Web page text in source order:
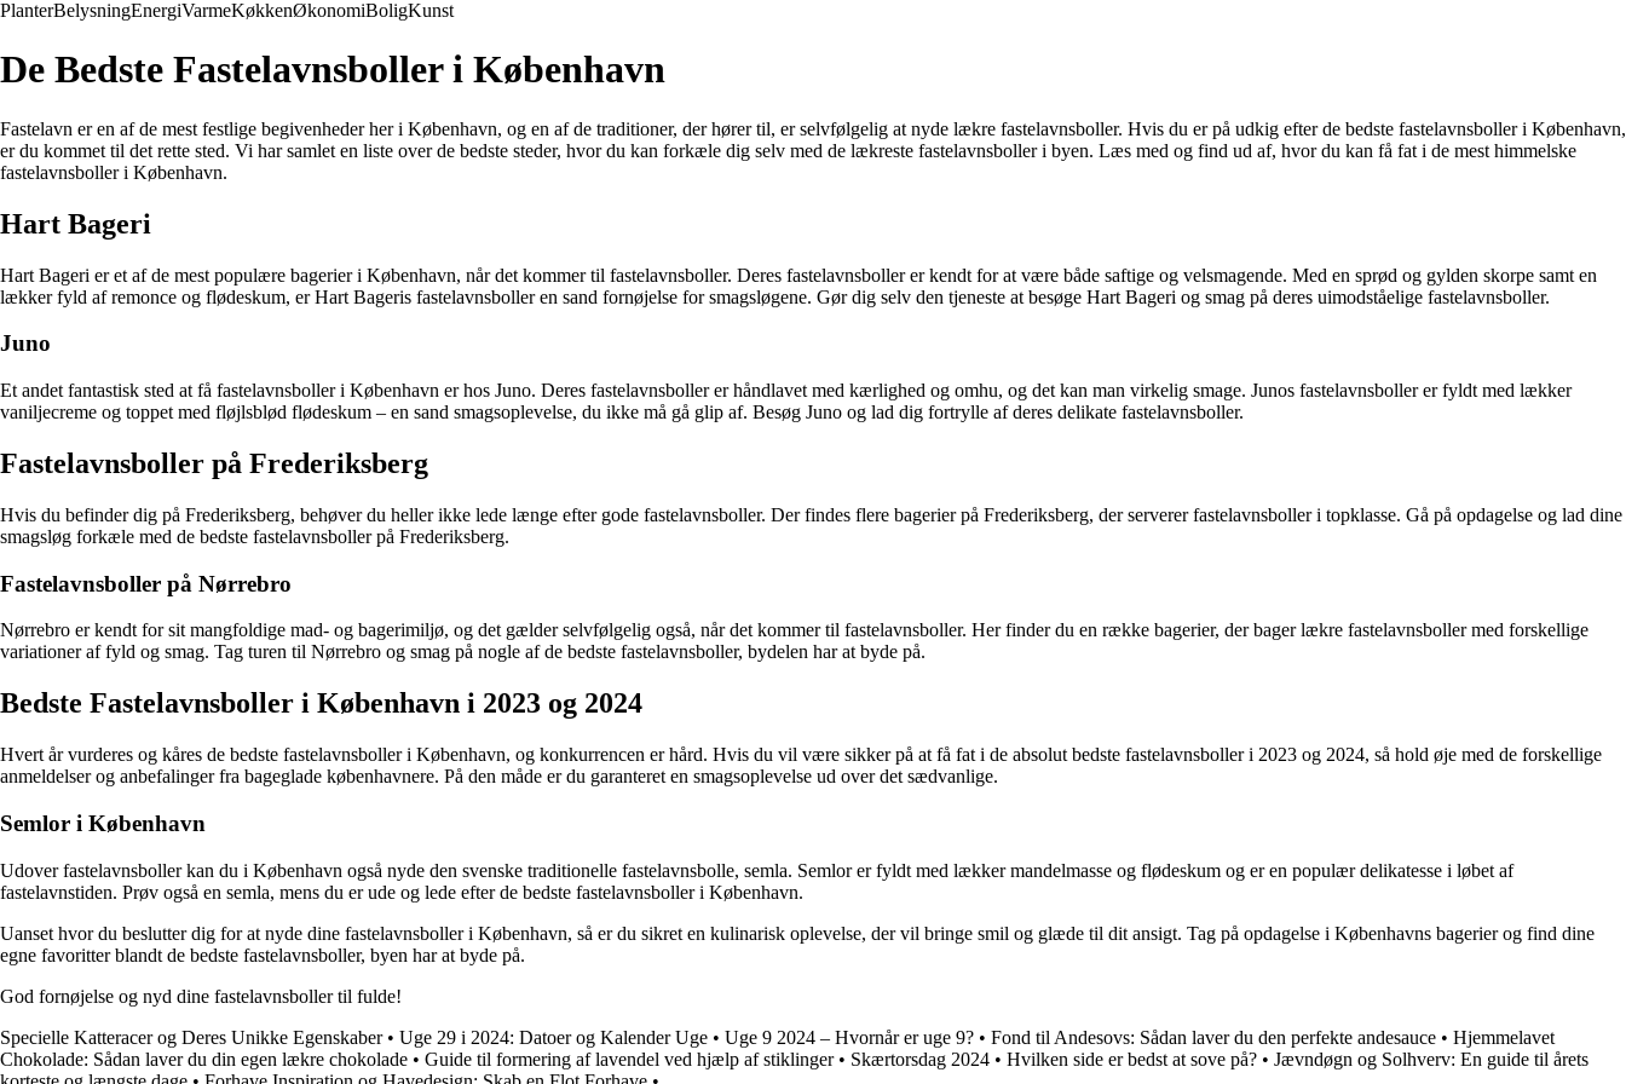
PlanterBelysningEnergiVarmeKøkkenØkonomiBoligKunst
De Bedste Fastelavnsboller i København
Fastelavn er en af de mest festlige begivenheder her i København, og en af de traditioner, der hører til, er selvfølgelig at nyde lækre fastelavnsboller. Hvis du er på udkig efter de bedste fastelavnsboller i København,
er du kommet til det rette sted. Vi har samlet en liste over de bedste steder, hvor du kan forkæle dig selv med de lækreste fastelavnsboller i byen. Læs med og find ud af, hvor du kan få fat i de mest himmelske
fastelavnsboller i København.
Hart Bageri
Hart Bageri er et af de mest populære bagerier i København, når det kommer til fastelavnsboller. Deres fastelavnsboller er kendt for at være både saftige og velsmagende. Med en sprød og gylden skorpe samt en
lækker fyld af remonce og flødeskum, er Hart Bageris fastelavnsboller en sand fornøjelse for smagsløgene. Gør dig selv den tjeneste at besøge Hart Bageri og smag på deres uimodståelige fastelavnsboller.
Juno
Et andet fantastisk sted at få fastelavnsboller i København er hos Juno. Deres fastelavnsboller er håndlavet med kærlighed og omhu, og det kan man virkelig smage. Junos fastelavnsboller er fyldt med lækker
vaniljecreme og toppet med fløjlsblød flødeskum – en sand smagsoplevelse, du ikke må gå glip af. Besøg Juno og lad dig fortrylle af deres delikate fastelavnsboller.
Fastelavnsboller på Frederiksberg
Hvis du befinder dig på Frederiksberg, behøver du heller ikke lede længe efter gode fastelavnsboller. Der findes flere bagerier på Frederiksberg, der serverer fastelavnsboller i topklasse. Gå på opdagelse og lad dine
smagsløg forkæle med de bedste fastelavnsboller på Frederiksberg.
Fastelavnsboller på Nørrebro
Nørrebro er kendt for sit mangfoldige mad- og bagerimiljø, og det gælder selvfølgelig også, når det kommer til fastelavnsboller. Her finder du en række bagerier, der bager lækre fastelavnsboller med forskellige
variationer af fyld og smag. Tag turen til Nørrebro og smag på nogle af de bedste fastelavnsboller, bydelen har at byde på.
Bedste Fastelavnsboller i København i 2023 og 2024
Hvert år vurderes og kåres de bedste fastelavnsboller i København, og konkurrencen er hård. Hvis du vil være sikker på at få fat i de absolut bedste fastelavnsboller i 2023 og 2024, så hold øje med de forskellige
anmeldelser og anbefalinger fra bageglade københavnere. På den måde er du garanteret en smagsoplevelse ud over det sædvanlige.
Semlor i København
Udover fastelavnsboller kan du i København også nyde den svenske traditionelle fastelavnsbolle, semla. Semlor er fyldt med lækker mandelmasse og flødeskum og er en populær delikatesse i løbet af
fastelavnstiden. Prøv også en semla, mens du er ude og lede efter de bedste fastelavnsboller i København.
Uanset hvor du beslutter dig for at nyde dine fastelavnsboller i København, så er du sikret en kulinarisk oplevelse, der vil bringe smil og glæde til dit ansigt. Tag på opdagelse i Københavns bagerier og find dine
egne favoritter blandt de bedste fastelavnsboller, byen har at byde på.
God fornøjelse og nyd dine fastelavnsboller til fulde!
Specielle Katteracer og Deres Unikke Egenskaber• Uge 29 i 2024: Datoer og Kalender Uge • Uge 9 2024 – Hvornår er uge 9? • Fond til Andesovs: Sådan laver du den perfekte andesauce • Hjemmelavet
Chokolade: Sådan laver du din egen lækre chokolade • Guide til formering af lavendel ved hjælp af stiklinger• Skærtorsdag 2024 • Hvilken side er bedst at sove på? • Jævndøgn og Solhverv: En guide til årets